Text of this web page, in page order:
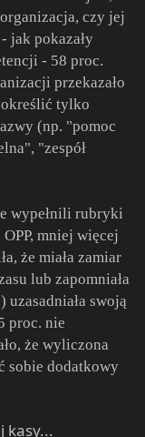
czy jej
jak pokazały
- 58 proc.
przekazało
tylko
(np. "pomoc
"zespół
wypełnili rubryki
mniej więcej
że miała zamiar
lub zapomniała
uzasadniała swoją
proc. nie
że wyliczona
sobie dodatkowy
kasy...